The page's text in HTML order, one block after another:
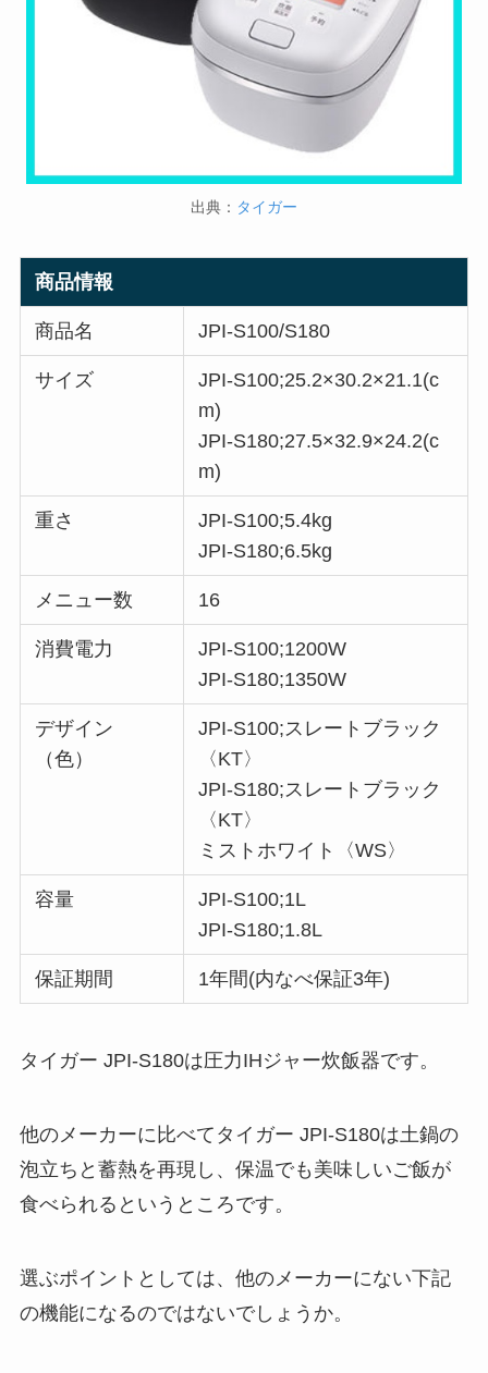
出典： タイガー
商品情報
商品名 JPI-S100/S180
サイズ
JPI-S100;25.2×30.2×21.1(c
m)
JPI-S180;27.5×32.9×24.2(c
m)
重さ
JPI-S100;5.4kg
JPI-S180;6.5kg
メニュー数 16
消費電力
JPI-S100;1200W
JPI-S180;1350W
デザイン
（色）
JPI-S100;スレートブラック
〈KT〉
JPI-S180;スレートブラック
〈KT〉
ミストホワイト〈WS〉
容量
JPI-S100;1L
JPI-S180;1.8L
保証期間 1年間(内なべ保証3年)
タイガー JPI-S180は圧力IHジャー炊飯器です。
他のメーカーに比べてタイガー JPI-S180は土鍋の
泡立ちと蓄熱を再現し、保温でも美味しいご飯が
食べられるというところです。
選ぶポイントとしては、他のメーカーにない下記
の機能になるのではないでしょうか。